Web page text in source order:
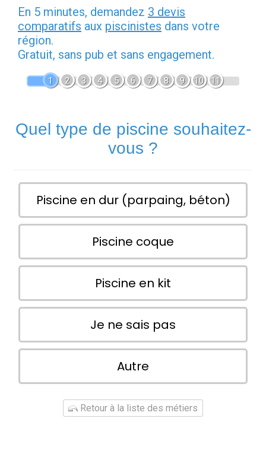
En 5 minutes, demandez 3 devis
comparatifs aux piscinistes dans votre
région.
Gratuit, sans pub et sans engagement.
1 2 3 4 5 6 7 8 9 10 11
Quel type de piscine souhaitez-
vous ?
Piscine en dur (parpaing, béton)
Piscine coque
Piscine en kit
Je ne sais pas
Autre
Retour à la liste des métiers